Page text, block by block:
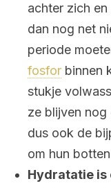
achter zich en
dan nog net
periode
fosfor binnen
stukje
ze blijven nog
dus ook de
om hun
Hydratatie is